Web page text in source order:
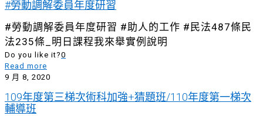
#勞動調解委員年度研習
#勞動調解委員年度研習 #助人的工作 #民法487條民
法235條_明日課程我來舉實例說明
Do you like it?0
Read more
9 月 8, 2020
109年度第三梯次術科加強+猜題班/110年度第一梯次
輔導班